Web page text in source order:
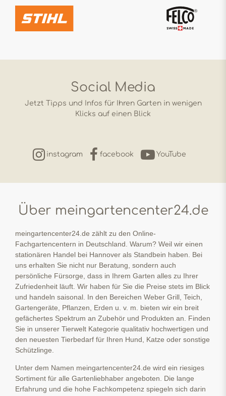
Social Media
Jetzt Tipps und Infos für Ihren Garten in wenigen
Klicks auf einen Blick
instagram facebook YouTube
Über meingartencenter24.de
meingartencenter24.de zählt zu den Online-
Fachgartencentern in Deutschland. Warum? Weil wir einen
stationären Handel bei Hannover als Standbein haben. Bei
uns erhalten Sie nicht nur Beratung, sondern auch
persönliche Fürsorge, dass in Ihrem Garten alles zu Ihrer
Zufriedenheit läuft. Wir haben für Sie die Preise stets im Blick
und handeln saisonal. In den Bereichen Weber Grill, Teich,
Gartengeräte, Pflanzen, Erden u. v. m. bieten wir ein breit
gefächertes Spektrum an Zubehör und Produkten an. Finden
Sie in unserer Tierwelt Kategorie qualitativ hochwertigen und
den neuesten Tierbedarf für Ihren Hund, Katze oder sonstige
Schützlinge.
Unter dem Namen meingartencenter24.de wird ein riesiges
Sortiment für alle Gartenliebhaber angeboten. Die lange
Erfahrung und die hohe Fachkompetenz spiegeln sich darin